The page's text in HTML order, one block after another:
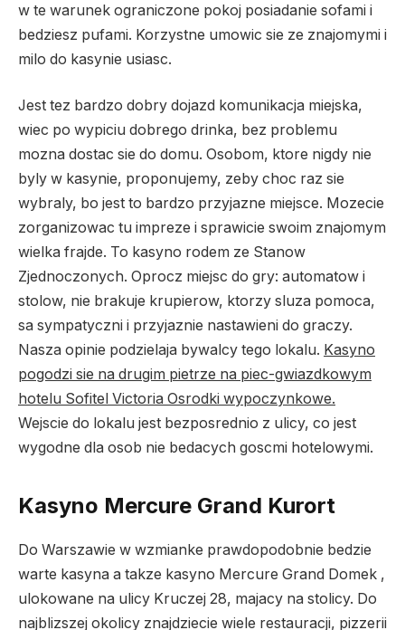
w te warunek ograniczone pokoj posiadanie sofami i
bedziesz pufami. Korzystne umowic sie ze znajomymi i
milo do kasynie usiasc.
Jest tez bardzo dobry dojazd komunikacja miejska,
wiec po wypiciu dobrego drinka, bez problemu
mozna dostac sie do domu. Osobom, ktore nigdy nie
byly w kasynie, proponujemy, zeby choc raz sie
wybraly, bo jest to bardzo przyjazne miejsce. Mozecie
zorganizowac tu impreze i sprawicie swoim znajomym
wielka frajde. To kasyno rodem ze Stanow
Zjednoczonych. Oprocz miejsc do gry: automatow i
stolow, nie brakuje krupierow, ktorzy sluza pomoca,
sa sympatyczni i przyjaznie nastawieni do graczy.
Nasza opinie podzielaja bywalcy tego lokalu. Kasyno
pogodzi sie na drugim pietrze na piec-gwiazdkowym
hotelu Sofitel Victoria Osrodki wypoczynkowe.
Wejscie do lokalu jest bezposrednio z ulicy, co jest
wygodne dla osob nie bedacych goscmi hotelowymi.
Kasyno Mercure Grand Kurort
Do Warszawie w wzmianke prawdopodobnie bedzie
warte kasyna a takze kasyno Mercure Grand Domek ,
ulokowane na ulicy Kruczej 28, majacy na stolicy. Do
najblizszej okolicy znajdziecie wiele restauracji, pizzerii